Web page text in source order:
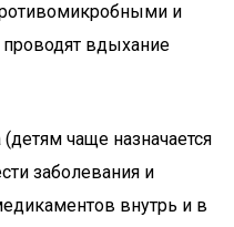
и
вдыхание
чаще назначается
заболевания и
внутрь и в